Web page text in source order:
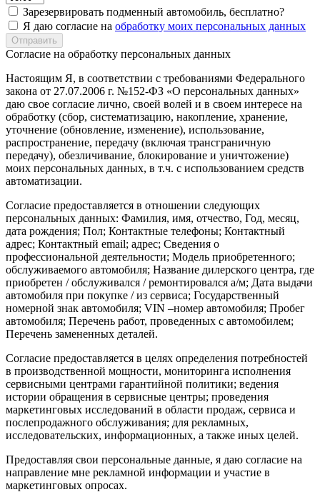
Зарезервировать подменный автомобиль, бесплатно?
Я даю согласие на обработку моих персональных данных
Согласие на обработку персональных данных
Настоящим Я, в соответствии с требованиями Федерального
закона от 27.07.2006 г. №152-ФЗ «О персональных данных»
даю свое согласие лично, своей волей и в своем интересе на
обработку (сбор, систематизацию, накопление, хранение,
уточнение (обновление, изменение), использование,
распространение, передачу (включая трансграничную
передачу), обезличивание, блокирование и уничтожение)
моих персональных данных, в т.ч. с использованием средств
автоматизации.
Согласие предоставляется в отношении следующих
персональных данных: Фамилия, имя, отчество, Год, месяц,
дата рождения; Пол; Контактные телефоны; Контактный
адрес; Контактный email; адрес; Сведения о
профессиональной деятельности; Модель приобретенного;
обслуживаемого автомобиля; Название дилерского центра, где
приобретен / обслуживался / ремонтировался а/м; Дата выдачи
автомобиля при покупке / из сервиса; Государственный
номерной знак автомобиля; VIN –номер автомобиля; Пробег
автомобиля; Перечень работ, проведенных с автомобилем;
Перечень замененных деталей.
Согласие предоставляется в целях определения потребностей
в производственной мощности, мониторинга исполнения
сервисными центрами гарантийной политики; ведения
истории обращения в сервисные центры; проведения
маркетинговых исследований в области продаж, сервиса и
послепродажного обслуживания; для рекламных,
исследовательских, информационных, а также иных целей.
Предоставляя свои персональные данные, я даю согласие на
направление мне рекламной информации и участие в
маркетинговых опросах.